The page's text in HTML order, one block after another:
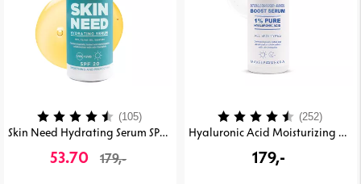
Skin Need Hydrating Serum SPF 20
53.70 179,-
Karakter: (105) 4.1 av 5 mulige
Hyaluronic Acid Moisturizing Serum
179,-
Karakter: (252)